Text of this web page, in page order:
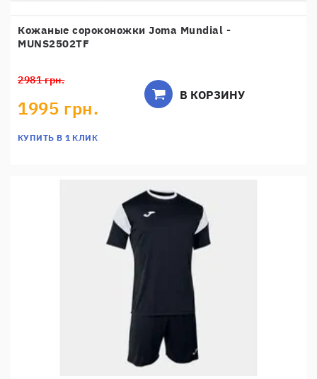
Кожаные сороконожки Joma Mundial -
MUNS2502TF
2981 грн.
1995 грн.
КУПИТЬ В 1 КЛИК
В КОРЗИНУ